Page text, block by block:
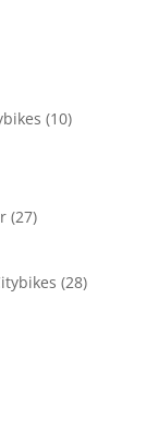
(10)
(27)
(28)